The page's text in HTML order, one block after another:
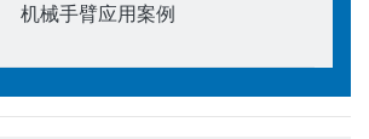
机械手臂应用案例